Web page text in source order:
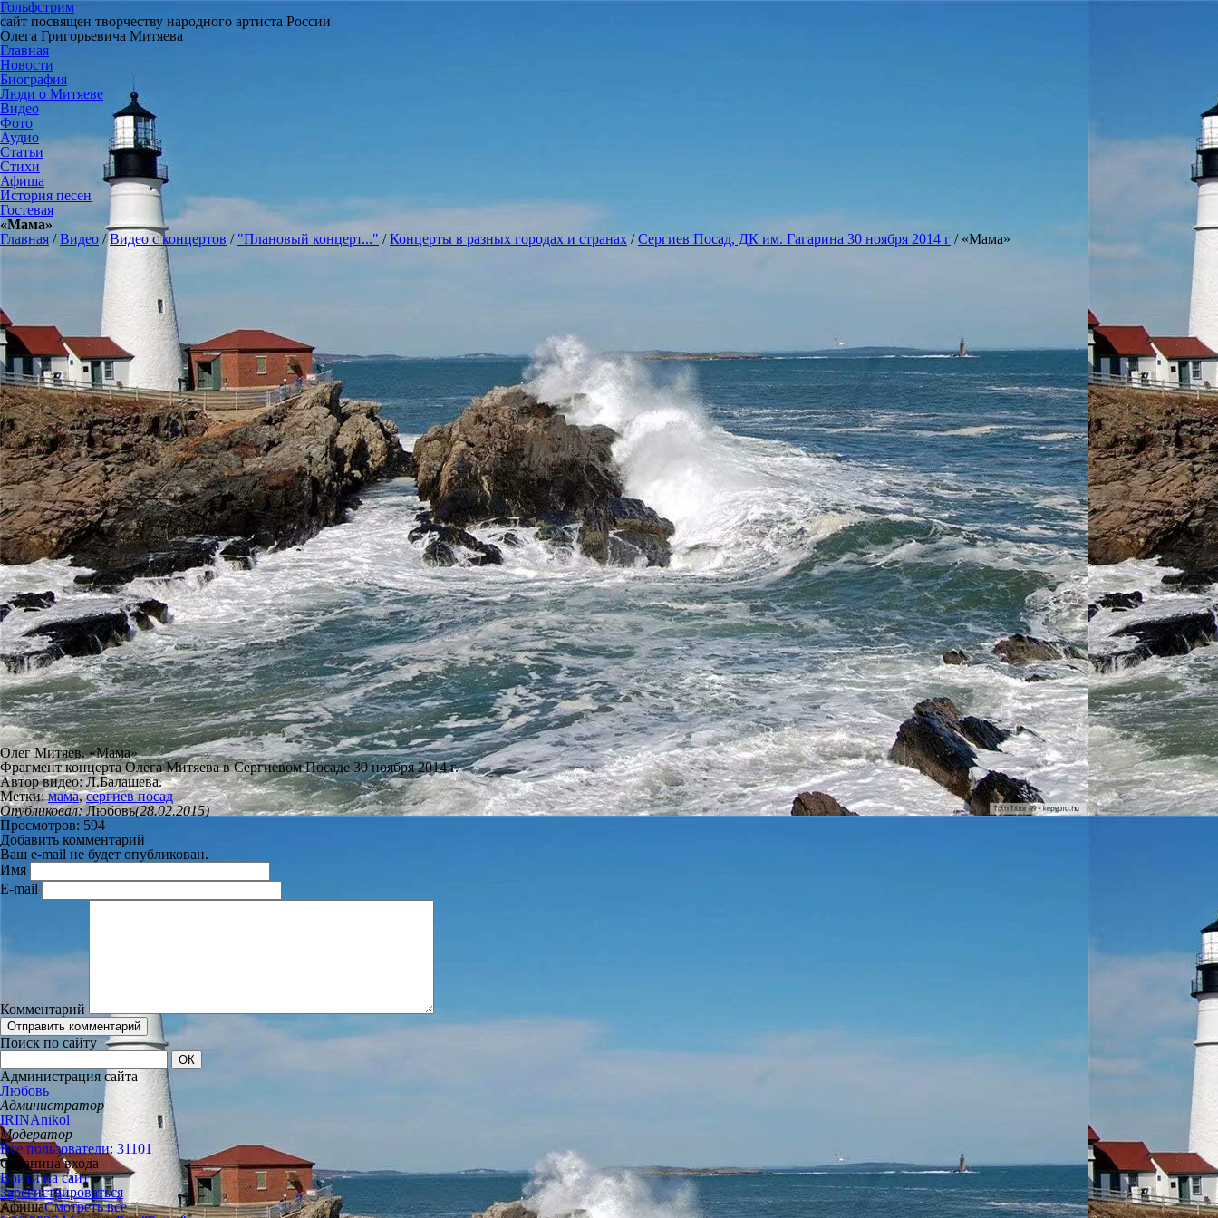
Гольфстрим
сайт посвящен творчеству народного артиста России
Олега Григорьевича Митяева
Главная
Новости
Биография
Люди о Митяеве
Видео
Фото
Аудио
Статьи
Стихи
Афиша
История песен
Гостевая
«Мама»
Главная /Видео /Видео с концертов / "Плановый концерт..." /Концерты в разных городах и странах /Сергиев Посад, ДК им. Гагарина 30 ноября 2014 г / «Мама»
Олег Митяев. «Мама»
Фрагмент концерта Олега Митяева в Сергиевом Посаде 30 ноября 2014 г.
Автор видео: Л.Балашева.
Метки:мама,сергиев посад
Опубликовал:Любовь(28.02.2015)
Просмотров: 594
Добавить комментарий
Ваш e-mail не будет опубликован.
Имя
E-mail
Комментарий
Поиск по сайту
Администрация сайта
Любовь
Администратор
IRINAnikol
Модератор
Все пользователи: 31101
Страница входа
Войти на сайт
Зарегистрироваться
АфишаСмотреть все